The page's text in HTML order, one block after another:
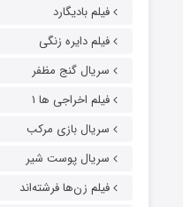
فیلم بادیگارد
فیلم دایره زنگی
سریال گنج مظفر
فیلم اخراجی ها ۱
سریال بازی مرکب
سریال پوست شیر
فیلم زن‌ها فرشته‌اند